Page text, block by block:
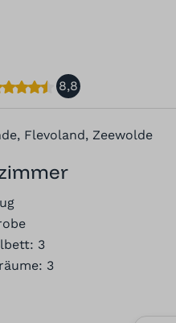
8,8
Flevoland, Zeewolde
3
3